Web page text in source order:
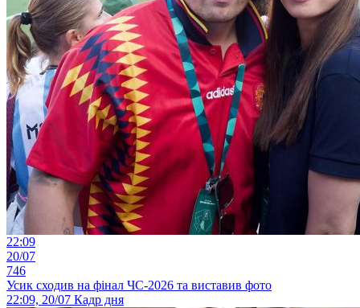
22:09
20/07
746
Усик сходив на фінал ЧС-2026 та виставив фото
22:09, 20/07 Кадр дня